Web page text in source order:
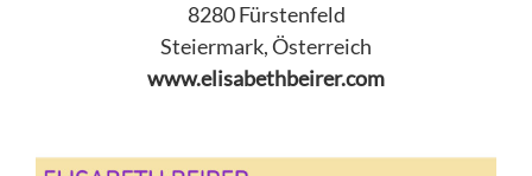
8280 Fürstenfeld
Steiermark, Österreich
www.elisabethbeirer.com